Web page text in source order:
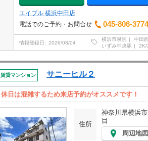
エイブル 横浜中田店
電話でのご予約・お問合せ
045-806-3774
情報登録日 2026/08/04
横浜市泉区 中田
いずみ中央駅
2K/
賃貸マンション サニーヒル２
休日は混雑するため来店予約がオススメです！
住所
神奈川県横浜
目
周辺地図